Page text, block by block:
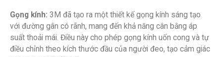
Gọng kính: 3M đã tạo ra một thiết kế gọng kính sáng tạo
với đường gân có rãnh, mang đến khả năng cân bằng áp
suất thoải mái. Điều này cho phép gọng kính uốn cong và tự
điều chỉnh theo kích thước đầu của người đeo, tạo cảm giác